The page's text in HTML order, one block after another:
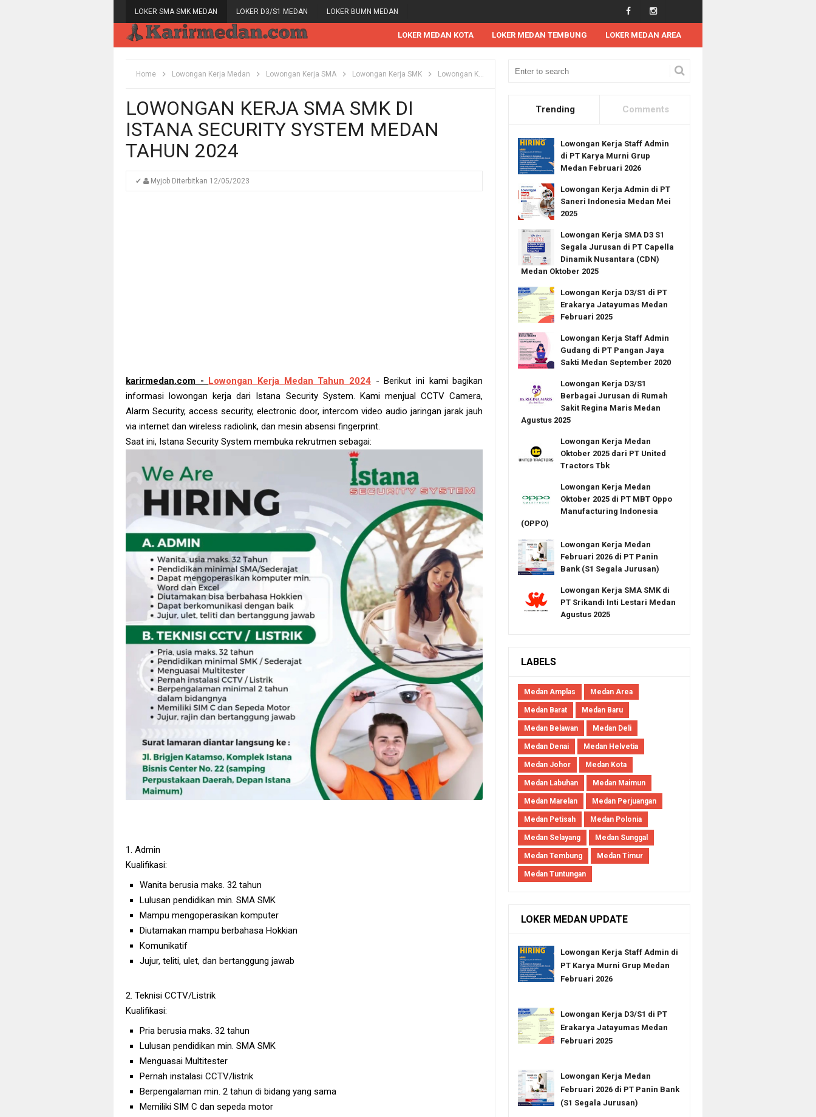
LOKER SMA SMK MEDAN LOKER D3/S1 MEDAN LOKER BUMN MEDAN
LOKER MEDAN KOTA LOKER MEDAN TEMBUNG LOKER MEDAN AREA
Home Lowongan Kerja Medan Lowongan Kerja SMA Lowongan Kerja SMK Lowongan Kerja Tahun 2024 Lowongan Kerja SMA SMK di Istana Security System Medan Tahun 2024
LOWONGAN KERJA SMA SMK DI
ISTANA SECURITY SYSTEM MEDAN
TAHUN 2024
✔ Myjob Diterbitkan 12/05/2023
karirmedan.com - Lowongan Kerja Medan Tahun 2024- Berikut ini kami bagikan
informasi lowongan kerja dari Istana Security System. Kami menjual CCTV Camera,
Alarm Security, access security, electronic door, intercom video audio jaringan jarak jauh
via internet dan wireless radiolink, dan mesin absensi fingerprint.
Saat ini, Istana Security System membuka rekrutmen sebagai:
1. Admin
Kualifikasi:
Wanita berusia maks. 32 tahun
Lulusan pendidikan min. SMA SMK
Mampu mengoperasikan komputer
Diutamakan mampu berbahasa Hokkian
Komunikatif
Jujur, teliti, ulet, dan bertanggung jawab
2. Teknisi CCTV/Listrik
Kualifikasi:
Pria berusia maks. 32 tahun
Lulusan pendidikan min. SMA SMK
Menguasai Multitester
Pernah instalasi CCTV/listrik
Berpengalaman min. 2 tahun di bidang yang sama
Memiliki SIM C dan sepeda motor
Trending Comments
Lowongan Kerja Staff Admin
di PT Karya Murni Grup
Medan Februari 2026
Lowongan Kerja Admin di PT
Saneri Indonesia Medan Mei
2025
Lowongan Kerja SMA D3 S1
Segala Jurusan di PT Capella
Dinamik Nusantara (CDN)
Medan Oktober 2025
Lowongan Kerja D3/S1 di PT
Erakarya Jatayumas Medan
Februari 2025
Lowongan Kerja Staff Admin
Gudang di PT Pangan Jaya
Sakti Medan September 2020
Lowongan Kerja D3/S1
Berbagai Jurusan di Rumah
Sakit Regina Maris Medan
Agustus 2025
Lowongan Kerja Medan
Oktober 2025 dari PT United
Tractors Tbk
Lowongan Kerja Medan
Oktober 2025 di PT MBT Oppo
Manufacturing Indonesia
(OPPO)
Lowongan Kerja Medan
Februari 2026 di PT Panin
Bank (S1 Segala Jurusan)
Lowongan Kerja SMA SMK di
PT Srikandi Inti Lestari Medan
Agustus 2025
LABELS
Medan Amplas Medan Area
Medan Barat Medan Baru
Medan Belawan Medan Deli
Medan Denai Medan Helvetia
Medan Johor Medan Kota
Medan Labuhan Medan Maimun
Medan Marelan Medan Perjuangan
Medan Petisah Medan Polonia
Medan Selayang Medan Sunggal
Medan Tembung Medan Timur
Medan Tuntungan
LOKER MEDAN UPDATE
Lowongan Kerja Staff Admin di
PT Karya Murni Grup Medan
Februari 2026
Lowongan Kerja D3/S1 di PT
Erakarya Jatayumas Medan
Februari 2025
Lowongan Kerja Medan
Februari 2026 di PT Panin Bank
(S1 Segala Jurusan)